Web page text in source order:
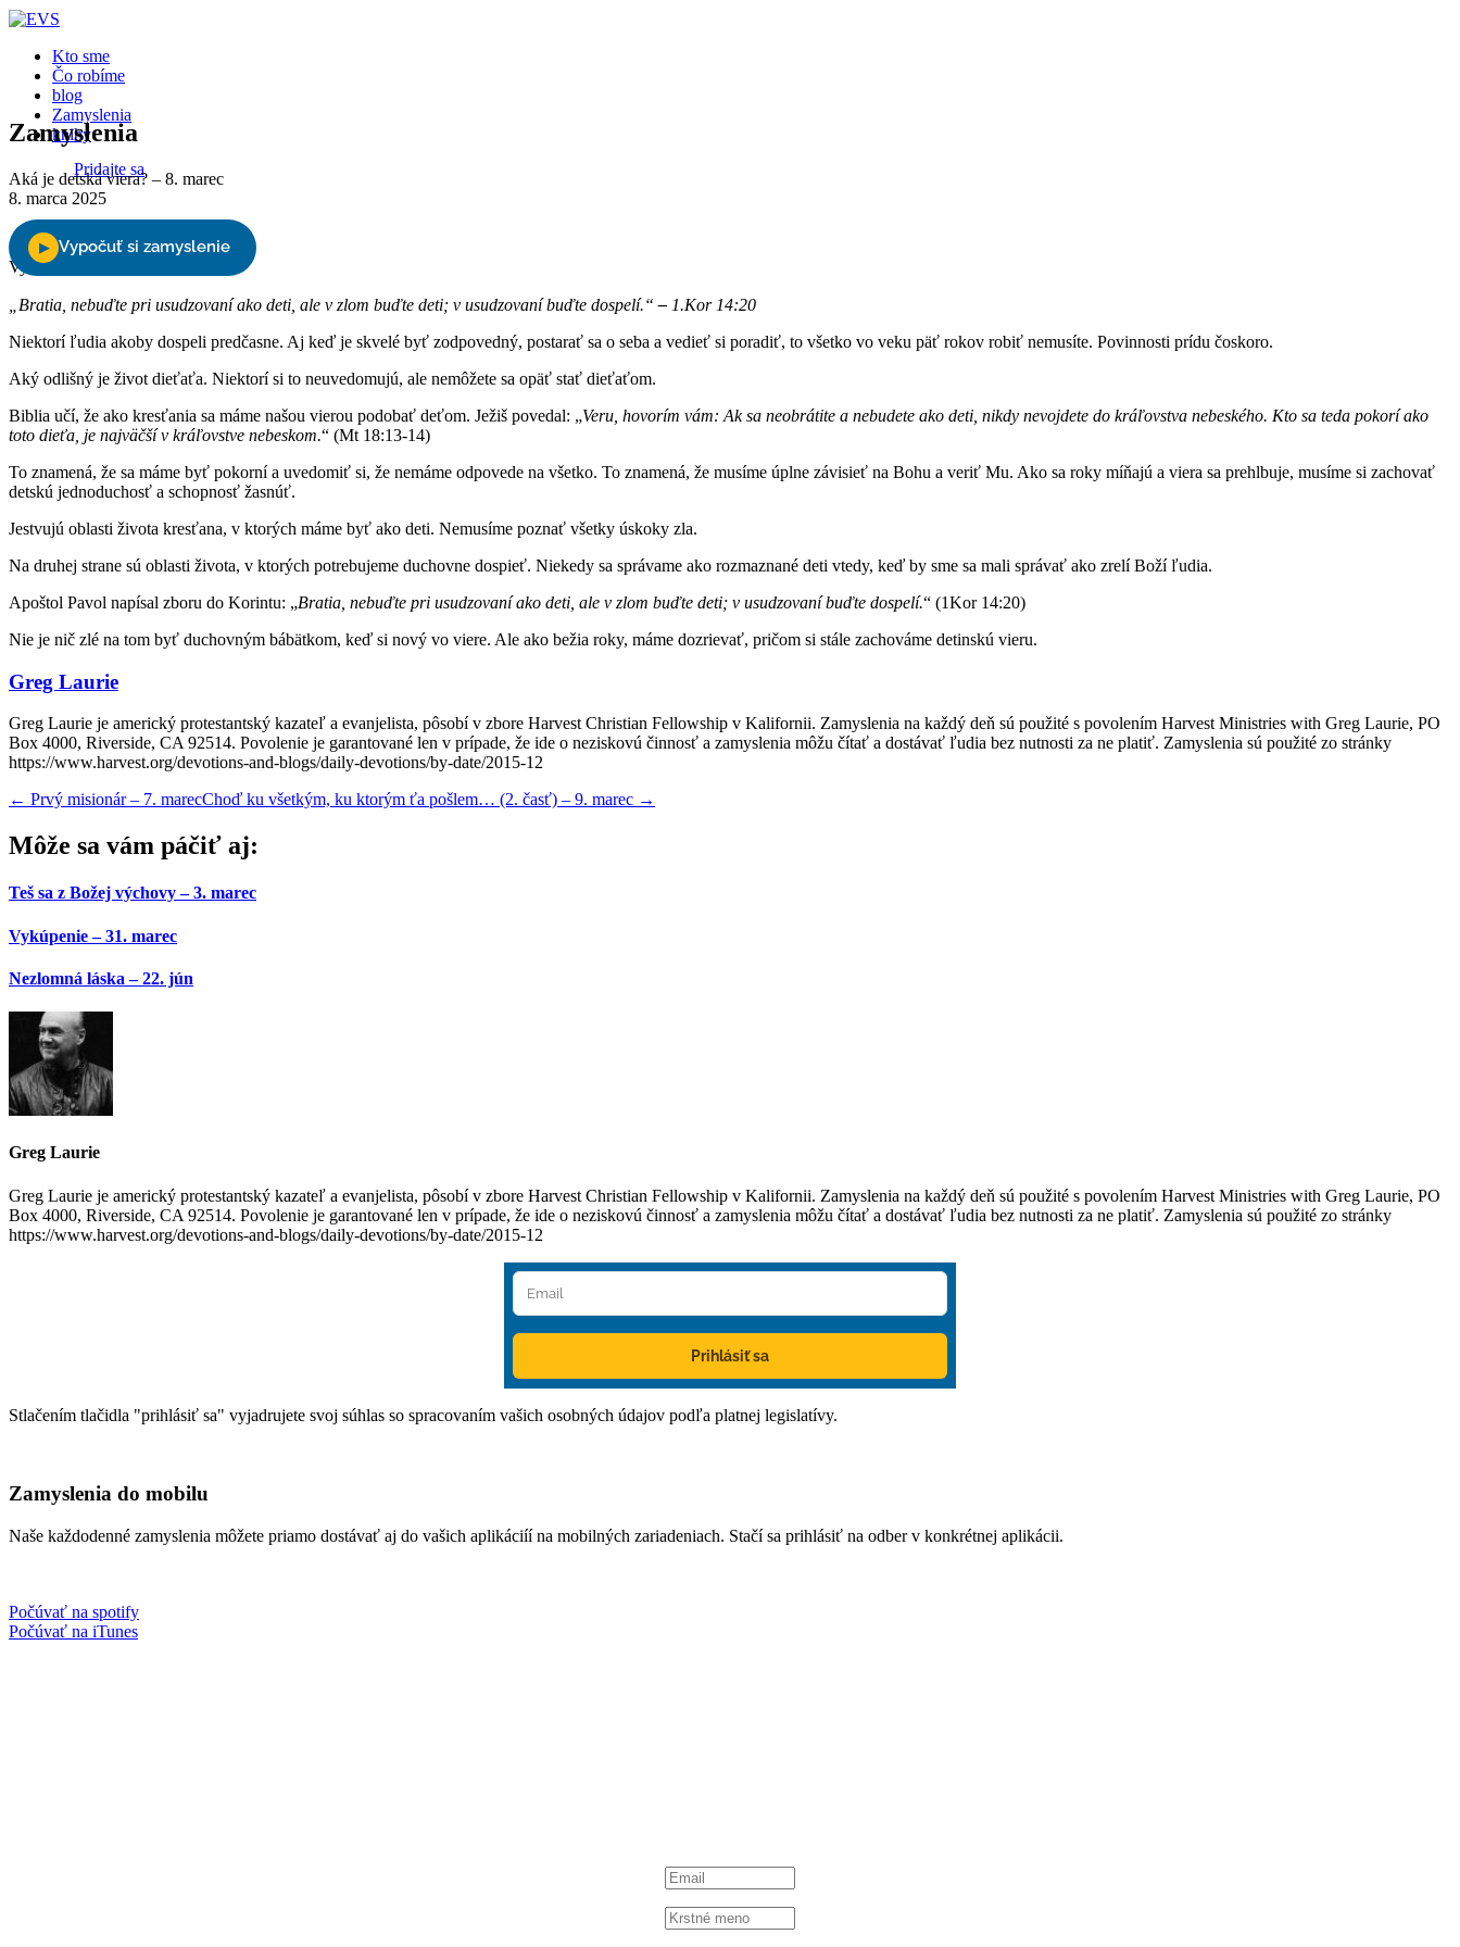
Close
Kto sme
Čo robíme
blog
Zamyslenia
knihy
Pridajte sa
Vyberte stranu
Zamyslenia
Aká je detská viera? – 8. marec
8. marca 2025
„Bratia, nebuďte pri usudzovaní ako deti, ale v zlom buďte deti; v usudzovaní buďte dospelí.“ – 1.Kor 14:20
Niektorí ľudia akoby dospeli predčasne. Aj keď je skvelé byť zodpovedný, postarať sa o seba a vedieť si poradiť, to všetko vo veku päť rokov robiť nemusíte. Povinnosti prídu čoskoro.
Aký odlišný je život dieťaťa. Niektorí si to neuvedomujú, ale nemôžete sa opäť stať dieťaťom.
Biblia učí, že ako kresťania sa máme našou vierou podobať deťom. Ježiš povedal: „Veru, hovorím vám: Ak sa neobrátite a nebudete ako deti, nikdy nevojdete do kráľovstva nebeského. Kto sa teda pokorí ako
toto dieťa, je najväčší v kráľovstve nebeskom.“ (Mt 18:13-14)
To znamená, že sa máme byť pokorní a uvedomiť si, že nemáme odpovede na všetko. To znamená, že musíme úplne závisieť na Bohu a veriť Mu. Ako sa roky míňajú a viera sa prehlbuje, musíme si zachovať
detskú jednoduchosť a schopnosť žasnúť.
Jestvujú oblasti života kresťana, v ktorých máme byť ako deti. Nemusíme poznať všetky úskoky zla.
Na druhej strane sú oblasti života, v ktorých potrebujeme duchovne dospieť. Niekedy sa správame ako rozmaznané deti vtedy, keď by sme sa mali správať ako zrelí Boží ľudia.
Apoštol Pavol napísal zboru do Korintu: „Bratia, nebuďte pri usudzovaní ako deti, ale v zlom buďte deti; v usudzovaní buďte dospelí.“ (1Kor 14:20)
Nie je nič zlé na tom byť duchovným bábätkom, keď si nový vo viere. Ale ako bežia roky, máme dozrievať, pričom si stále zachováme detinskú vieru.
Greg Laurie
Greg Laurie je americký protestantský kazateľ a evanjelista, pôsobí v zbore Harvest Christian Fellowship v Kalifornii. Zamyslenia na každý deň sú použité s povolením Harvest Ministries with Greg Laurie, PO
Box 4000, Riverside, CA 92514. Povolenie je garantované len v prípade, že ide o neziskovú činnosť a zamyslenia môžu čítať a dostávať ľudia bez nutnosti za ne platiť. Zamyslenia sú použité zo stránky
https://www.harvest.org/devotions-and-blogs/daily-devotions/by-date/2015-12
← Prvý misionár – 7. marecChoď ku všetkým, ku ktorým ťa pošlem… (2. časť) – 9. marec →
Môže sa vám páčiť aj:
Teš sa z Božej výchovy – 3. marec
Vykúpenie – 31. marec
Nezlomná láska – 22. jún
Greg Laurie
Greg Laurie je americký protestantský kazateľ a evanjelista, pôsobí v zbore Harvest Christian Fellowship v Kalifornii. Zamyslenia na každý deň sú použité s povolením Harvest Ministries with Greg Laurie, PO
Box 4000, Riverside, CA 92514. Povolenie je garantované len v prípade, že ide o neziskovú činnosť a zamyslenia môžu čítať a dostávať ľudia bez nutnosti za ne platiť. Zamyslenia sú použité zo stránky
https://www.harvest.org/devotions-and-blogs/daily-devotions/by-date/2015-12
Prihlásiť sa
Stlačením tlačidla "prihlásiť sa" vyjadrujete svoj súhlas so spracovaním vašich osobných údajov podľa platnej legislatívy.
Zamyslenia do mobilu
Naše každodenné zamyslenia môžete priamo dostávať aj do vašich aplikáciíí na mobilných zariadeniach. Stačí sa prihlásiť na odber v konkrétnej aplikácii.
Počúvať na spotify
Počúvať na iTunes